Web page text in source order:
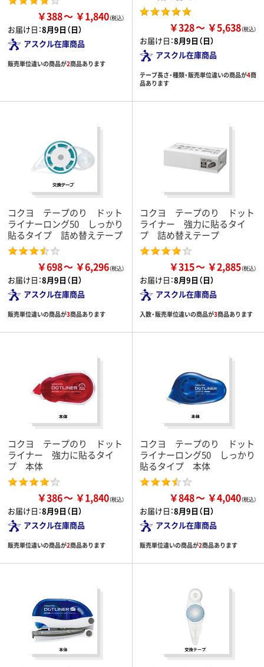
￥388 ￥1,840
お届け日：8月9日（日）
アスクル在庫商品
販売単位違いの商品が2商品あります
￥328 ￥5,638
お届け日：8月9日（日）
アスクル在庫商品
テープ長さ・種類・販売単位違いの商品が4商
品あります
コクヨ テープのり ドット
ライナーロング50 しっかり
貼るタイプ 詰め替えテープ
￥698 ￥6,296
お届け日：8月9日（日）
アスクル在庫商品
販売単位違いの商品が3商品あります
コクヨ テープのり ドット
ライナー 強力に貼るタイ
プ 詰め替えテープ
￥315 ￥2,885
お届け日：8月9日（日）
アスクル在庫商品
入数・販売単位違いの商品が3商品あります
コクヨ テープのり ドット
ライナー 強力に貼るタイ
プ 本体
￥386 ￥1,840
お届け日：8月9日（日）
アスクル在庫商品
販売単位違いの商品が2商品あります
コクヨ テープのり ドット
ライナーロング50 しっかり
貼るタイプ 本体
￥848 ￥4,040
お届け日：8月9日（日）
アスクル在庫商品
販売単位違いの商品が2商品あります